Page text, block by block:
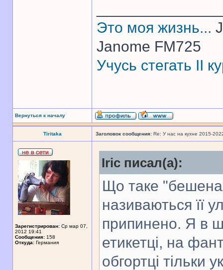
Это моя жизнь...
Janome FM725
Учусь стегать II
Вернуться к началу
Tiritaka Заголовок сообщения: Re: У нас на кухне 2015-
Зарегистрирован: Ср мар 07,
2012 19:41
Сообщения: 158
Откуда: Германия
Iric писал(а):
Що таке
називаються її
припинено. Я в
етикетці, на
обгортці тільки